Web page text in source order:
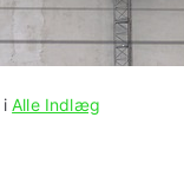
iAlle Indlæg